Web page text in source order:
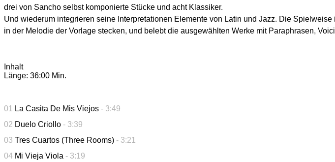
drei von Sancho selbst komponierte Stücke und acht Klassiker.
Und wiederum integrieren seine Interpretationen Elemente von Latin und Jazz. Die
in der Melodie der Vorlage stecken, und belebt die ausgewählten Werke mit Paraphrasen,
Inhalt
Länge: 36:00 Min.
01 La Casita De Mis Viejos - 3:49
02 Duelo Criollo - 3:39
03 Tres Cuartos (Three Rooms) - 3:21
04 Mi Vieja Viola - 3:19